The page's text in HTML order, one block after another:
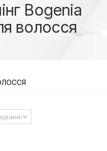
Bogenia
волосся